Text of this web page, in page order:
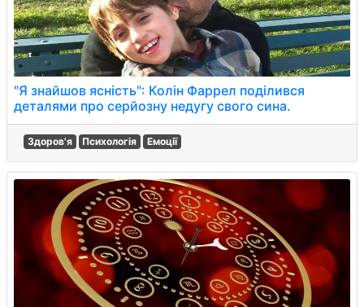
"Я знайшов ясність": Колін Фаррел поділився
деталями про серйозну недугу свого сина.
Здоров'я Психологія Емоції